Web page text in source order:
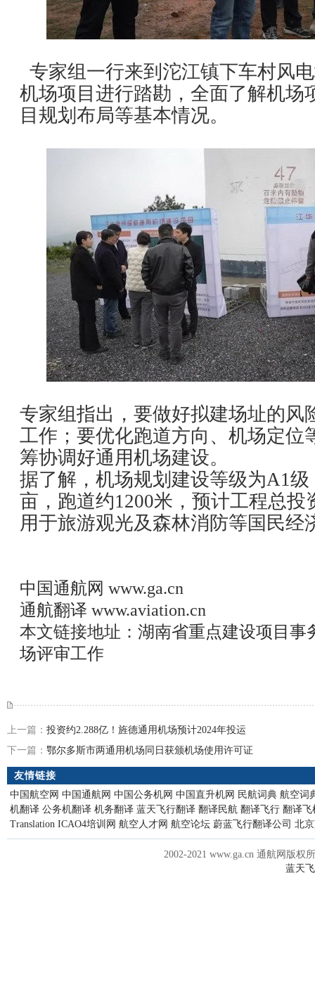
专家组一行来到沱江镇下车村风
机场项目进行踏勘，全面了解机场
目规划布局等基本情况。
专家组指出，要做好拟建场址的风
工作；要优化跑道方向、机场定位
筹协调好通用机场建设。
据了解，机场规划建设等级为A1
亩，跑道约1200米，预计工程总投
用于旅游观光及森林消防等国民经
中国通航网 www.ga.cn
通航翻译 www.aviation.cn
本文链接地址： 湖南省重点建设项目事
场评审工作
上一篇： 投资约2.288亿！旌德通用机场预计2024年投运
下一篇： 鄂尔多斯市两通用机场同日获颁机场使用许可证
友情链接
中国航空网 中国通航网 中国公务机网 中国直升机网 民航词典 航空词
机翻译 公务机翻译 机务翻译 蓝天飞行翻译 翻译民航 翻译飞行 翻译飞
Translation ICAO4培训网 航空人才网 航空论坛 蔚蓝飞行翻译公司 北
2002-2021 www.ga.cn 通航网版权
蓝天